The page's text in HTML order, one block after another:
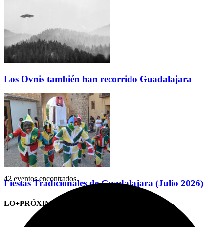
Los Ovnis también han recorrido Guadalajara
Fiestas Tradicionales de Guadalajara (Julio 2026)
LO+PRÓXIMO (CITAS)
42 eventos encontrados.